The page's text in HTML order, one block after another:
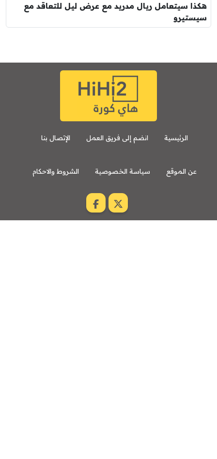
هكذا سيتعامل ريال مدريد مع عرض ليل للتعاقد مع
سيستيرو
الرئيسية انضم إلى فريق العمل الإتصال بنا
عن الموقع سياسة الخصوصية الشروط والاحكام